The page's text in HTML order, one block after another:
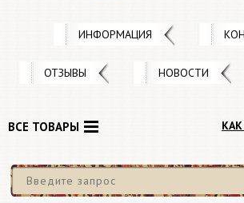
ИНФОРМАЦИЯ
ОТЗЫВЫ НОВОСТИ
ВСЕ ТОВАРЫ